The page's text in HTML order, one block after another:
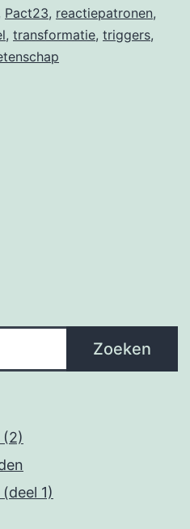
Pact23, reactiepatronen,
, transformatie, triggers,
Zoeken
1)